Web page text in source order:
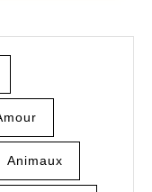
Animaux